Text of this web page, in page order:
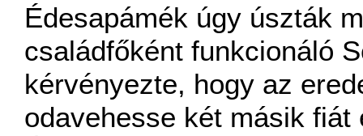
Édesapámék úgy úszták
családfőként funkcionáló
kérvényezte, hogy az
odavehesse két másik fiát